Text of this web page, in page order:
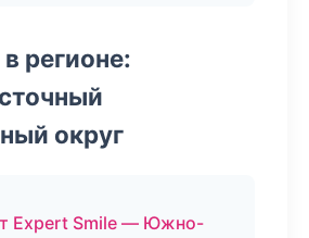
регионе:
округ
Expert Smile — Южно-